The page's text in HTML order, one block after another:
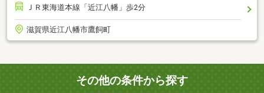
ＪＲ東海道本線「近江八幡」歩2分
滋賀県近江八幡市鷹飼町
その他の条件から探す